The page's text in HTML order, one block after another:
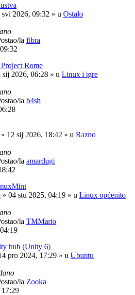
svi 2026, 09:32 » u Ostalo
la fibra
Rome
sij 2026, 06:28 » u Linux i igre
la b4sh
» 12 sij 2026, 18:42 » u Razno
la amardugi
» 04 stu 2025, 04:19 » u Linux općenito
la TMMario
hub (Unity 6)
pro 2024, 17:29 » u Ubuntu
la Zooka